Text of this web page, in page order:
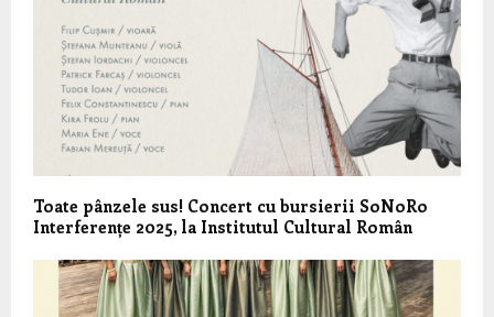
Toate pânzele sus! Concert cu bursierii SoNoRo
Interferențe 2025, la Institutul Cultural Român